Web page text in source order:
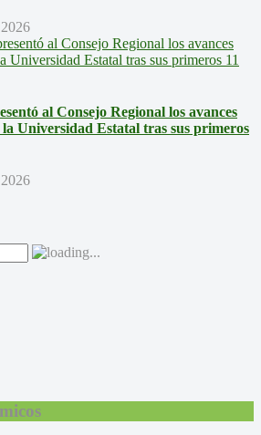
al Consejo Regional los avances
Universidad Estatal tras sus primeros